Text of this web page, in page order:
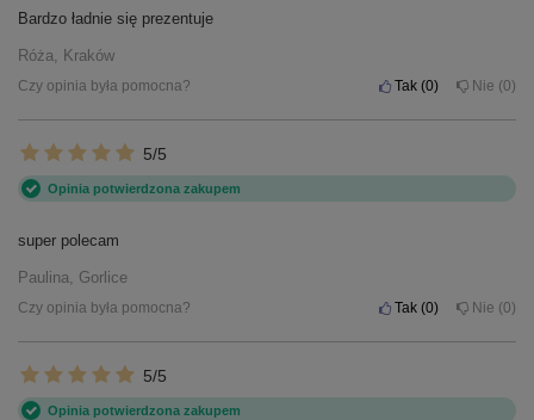
Bardzo ładnie się prezentuje
Róża, Kraków
Czy opinia była pomocna? Tak 0 Nie 0
5/5
Opinia potwierdzona zakupem
super polecam
Paulina, Gorlice
Czy opinia była pomocna? Tak 0 Nie 0
5/5
Opinia potwierdzona zakupem